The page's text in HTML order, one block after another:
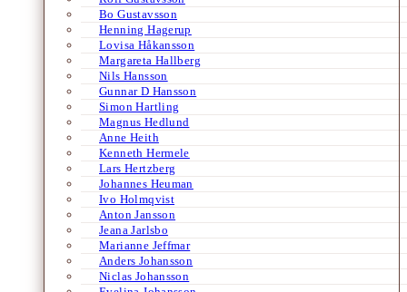
Bo Gustavsson
Henning Hagerup
Lovisa Håkansson
Margareta Hallberg
Nils Hansson
Gunnar D Hansson
Simon Hartling
Magnus Hedlund
Anne Heith
Kenneth Hermele
Lars Hertzberg
Johannes Heuman
Ivo Holmqvist
Anton Jansson
Jeana Jarlsbo
Marianne Jeffmar
Anders Johansson
Niclas Johansson